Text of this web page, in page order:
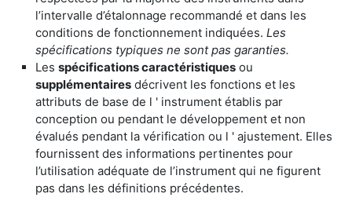
l’intervalle d’étalonnage recommandé et dans les
conditions de fonctionnement indiquées. Les
spécifications typiques ne sont pas garanties.
Les spécifications caractéristiques ou
supplémentaires décrivent les fonctions et les
attributs de base de l ' instrument établis par
conception ou pendant le développement et non
évalués pendant la vérification ou l ' ajustement. Elles
fournissent des informations pertinentes pour
l’utilisation adéquate de l’instrument qui ne figurent
pas dans les définitions précédentes.